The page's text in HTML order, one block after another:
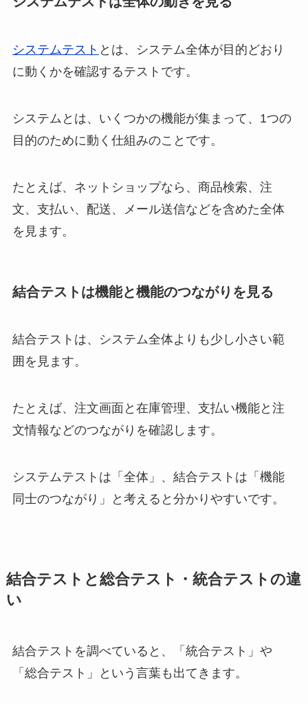
システムテスト とは、システム全体が目的どおり
に動くかを確認するテストです。
システムとは、いくつかの機能が集まって、1つの
目的のために動く仕組みのことです。
たとえば、ネットショップなら、商品検索、注
文、支払い、配送、メール送信などを含めた全体
を見ます。
結合テストは機能と機能のつながりを見る
結合テストは、システム全体よりも少し小さい範
囲を見ます。
たとえば、注文画面と在庫管理、支払い機能と注
文情報などのつながりを確認します。
システムテストは「全体」、結合テストは「機能
同士のつながり」と考えると分かりやすいです。
結合テストと総合テスト・統合テストの違
い
結合テストを調べていると、「統合テスト」や
「総合テスト」という言葉も出てきます。